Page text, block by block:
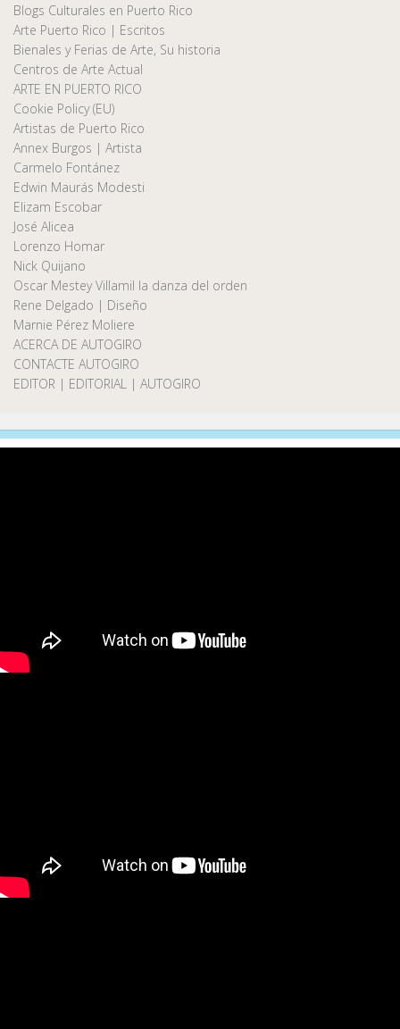
Blogs Culturales en Puerto Rico
Arte Puerto Rico | Escritos
Bienales y Ferias de Arte, Su historia
Centros de Arte Actual
ARTE EN PUERTO RICO
Cookie Policy (EU)
Artistas de Puerto Rico
Annex Burgos | Artista
Carmelo Fontánez
Edwin Maurás Modesti
Elizam Escobar
José Alicea
Lorenzo Homar
Nick Quijano
Oscar Mestey Villamil la danza del orden
Rene Delgado | Diseño
Marnie Pérez Moliere
ACERCA DE AUTOGIRO
CONTACTE AUTOGIRO
EDITOR | EDITORIAL | AUTOGIRO